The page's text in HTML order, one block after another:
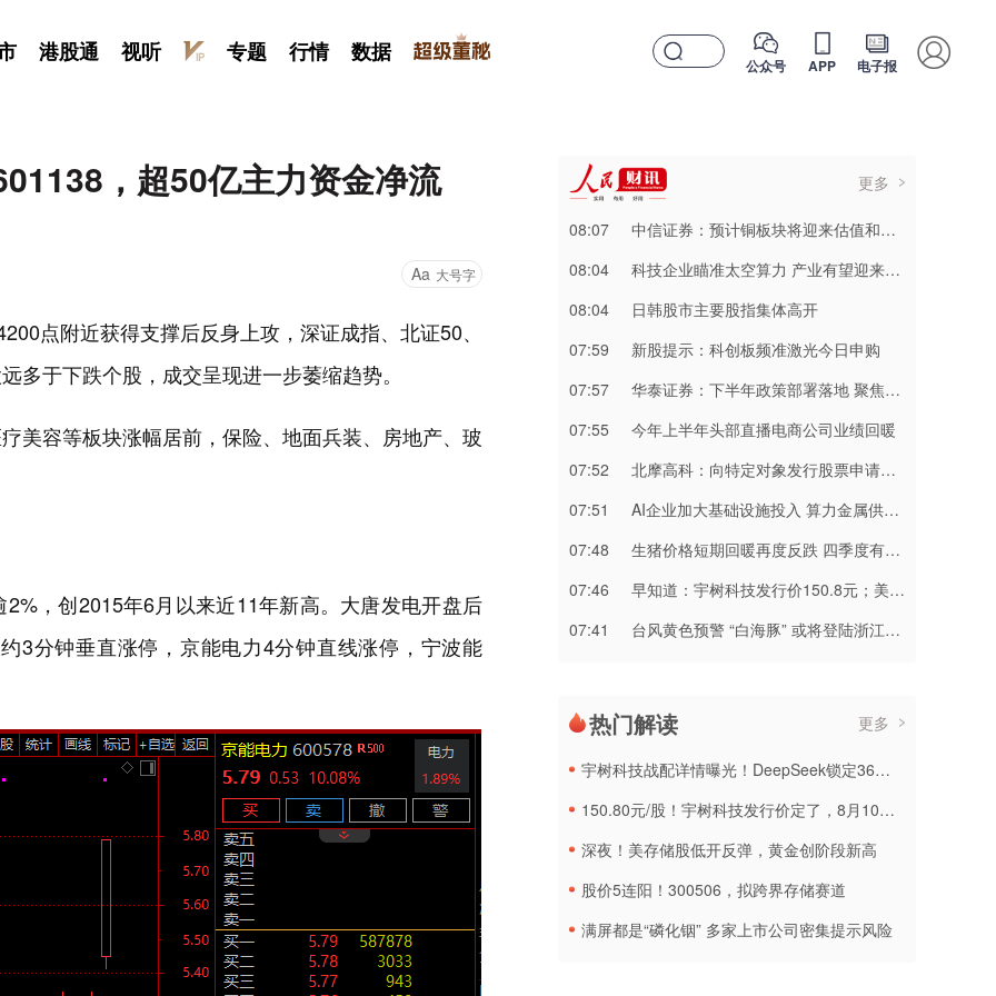
港股通 视听 专题 行情 数据 公众号 APP 电子报
，超50亿主力资金净流
Aa 大号字
点附近获得支撑后反身上攻，深证成指、北证50、
多于下跌个股，成交呈现进一步萎缩趋势。
美容等板块涨幅居前，保险、地面兵装、房地产、玻
，创2015年6月以来近11年新高。大唐发电开盘后
3分钟垂直涨停，京能电力4分钟直线涨停，宁波能
更多
08:07
中信证券：预计铜板块将迎来估值和业绩的共振上涨
08:04
科技企业瞄准太空算力 产业有望迎来从0到1重大突破
08:04
日韩股市主要股指集体高开
07:59
新股提示：科创板频准激光今日申购
07:57
华泰证券：下半年政策部署落地 聚焦“六张网”投资推进
07:55
今年上半年头部直播电商公司业绩回暖
07:52
北摩高科：向特定对象发行股票申请获深交所审核通过
07:51
AI企业加大基础设施投入 算力金属供应承压
07:48
生猪价格短期回暖再度反跌 四季度有望迎来市场回暖
07:46
早知道：宇树科技发行价150.8元；美股三大指数集体收跌
07:41
台风黄色预警 “白海豚” 或将登陆浙江至福建北部沿海地区
热门解读 更多
宇树科技战配详情曝光！DeepSeek锁定36个月，社保基金多个组合参与
150.80元/股！宇树科技发行价定了，8月10日申购
深夜！美存储股低开反弹，黄金创阶段新高
股价5连阳！300506，拟跨界存储赛道
满屏都是“磷化铟” 多家上市公司密集提示风险